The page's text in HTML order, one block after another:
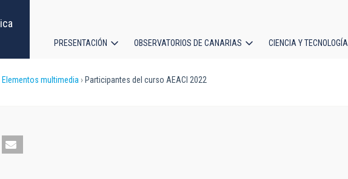
principal
PRESENTACIÓN OBSERVATORIOS DE CANARIAS CIENCIA Y TECNOLOGÍA
Elementos multimedia Participantes del curso AEACI 2022